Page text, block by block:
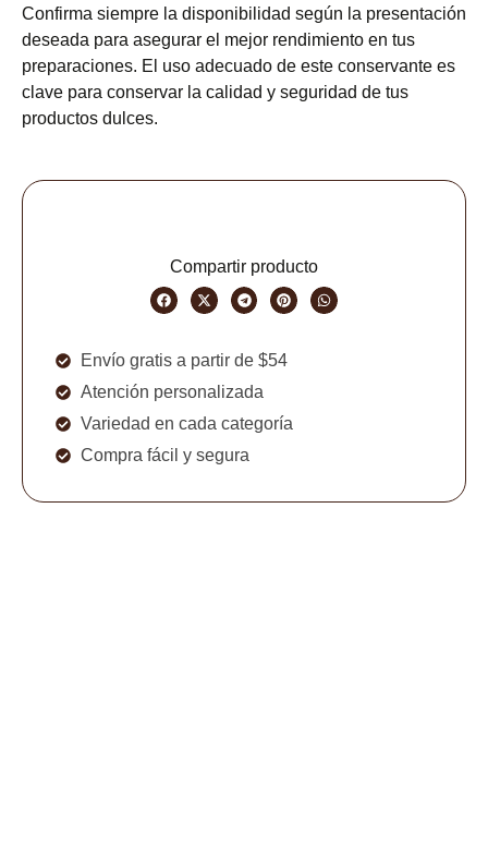
Confirma siempre la disponibilidad según la presentación
deseada para asegurar el mejor rendimiento en tus
preparaciones. El uso adecuado de este conservante es
clave para conservar la calidad y seguridad de tus
productos dulces.
Compartir producto
Envío gratis a partir de $54
Atención personalizada
Variedad en cada categoría
Compra fácil y segura